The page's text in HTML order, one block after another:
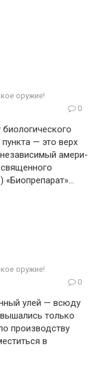
оружие!
0
— это верх
амери­
«Биопрепарат»…
оружие!
0
улей — всюду
только
про­изводству
в